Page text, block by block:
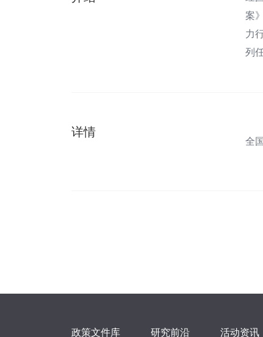
案
力
列
详情
全国
政策文件库 研究前沿 活动资讯